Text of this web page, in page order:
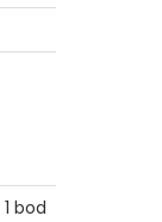
1 bod